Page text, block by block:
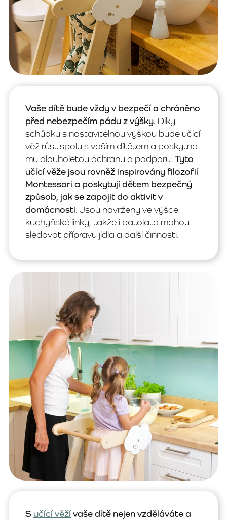
Vaše dítě bude vždy v bezpečí a chráněno
před nebezpečím pádu z výšky. Díky
schůdku s nastavitelnou výškou bude učící
věž růst spolu s vaším dítětem a poskytne
mu dlouholetou ochranu a podporu. Tyto
učící věže jsou rovněž inspirovány filozofií
Montessori a poskytují dětem bezpečný
způsob, jak se zapojit do aktivit v
domácnosti. Jsou navrženy ve výšce
kuchyňské linky, takže i batolata mohou
sledovat přípravu jídla a další činnosti.
S učící věžívaše dítě nejen vzděláváte a